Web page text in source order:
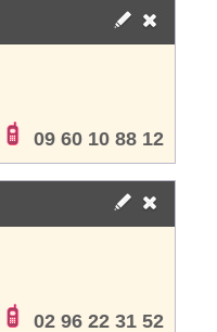
09 60 10 88 12
02 96 22 31 52